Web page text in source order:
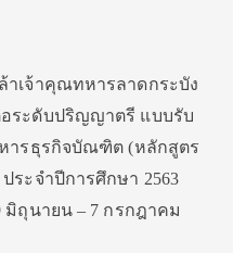
าเจ้าคุณทหารลาดกระบัง
ระดับปริญญาตรี แบบรับ
ารธุรกิจบัณฑิต (หลักสูตร
ะจำปีการศึกษา 2563
มิถุนายน – 7 กรกฎาคม